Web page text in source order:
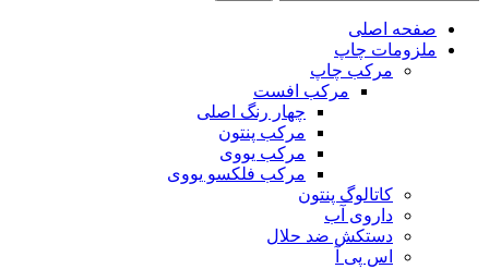
صفحه اصلی
ملزومات چاپ
مرکب چاپ
مرکب افست
چهار رنگ اصلی
مرکب پنتون
مرکب یووی
مرکب فلکسو یووی
کاتالوگ پنتون
داروی آب
دستکش ضد حلال
اس پی آ